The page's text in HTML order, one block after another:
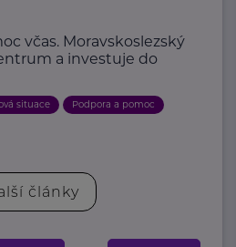
včas. Moravskoslezský
a investuje do
situace Podpora a pomoc
články